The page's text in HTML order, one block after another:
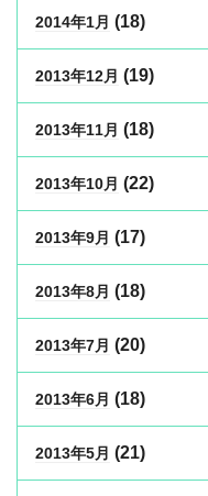
2014年1月 (18)
2013年12月 (19)
2013年11月 (18)
2013年10月 (22)
2013年9月 (17)
2013年8月 (18)
2013年7月 (20)
2013年6月 (18)
2013年5月 (21)